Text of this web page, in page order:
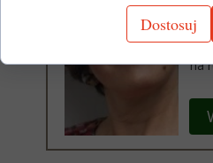
na
Dostosuj